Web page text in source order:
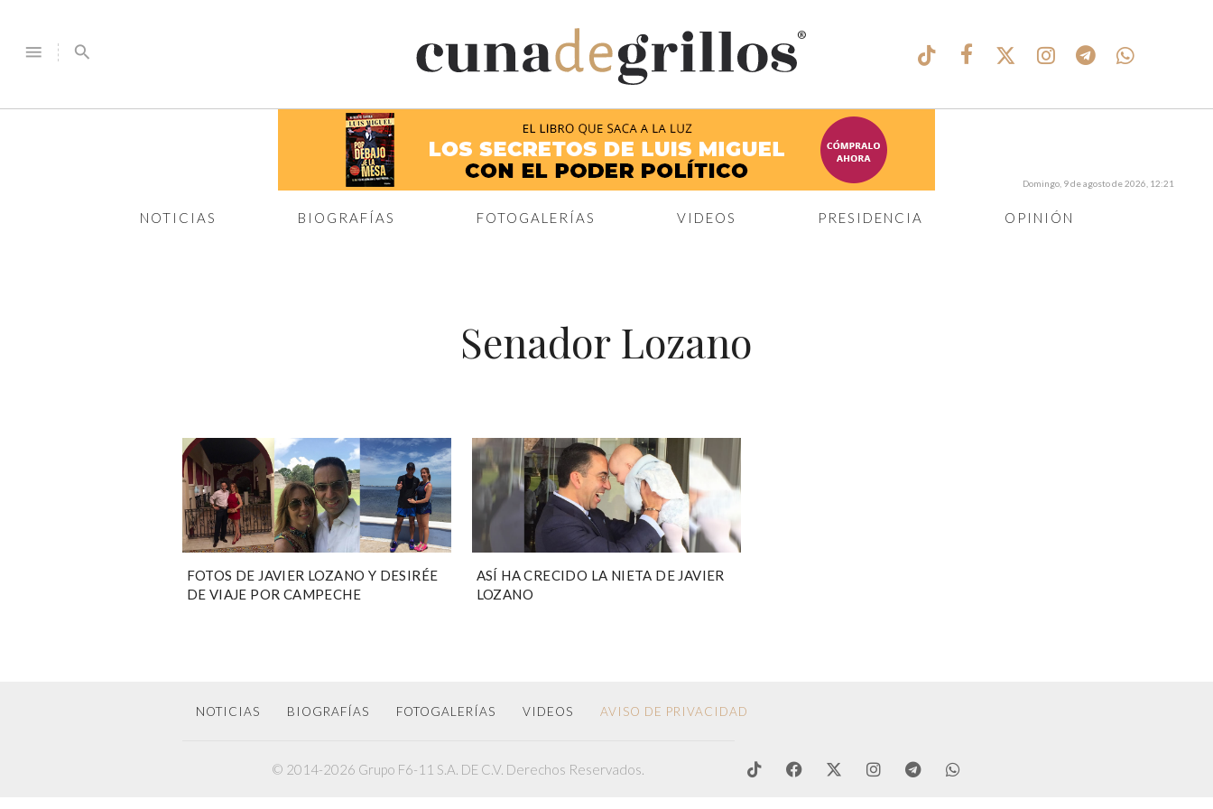
menu search
®
NOTICIAS BIOGRAFÍAS FOTOGALERÍAS VIDEOS PRESIDENCIA OPINIÓN
Domingo, 9 de agosto de 2026, 12:21
Senador Lozano
FOTOS DE JAVIER LOZANO Y DESIRÉE
DE VIAJE POR CAMPECHE
ASÍ HA CRECIDO LA NIETA DE JAVIER
LOZANO
NOTICIAS BIOGRAFÍAS FOTOGALERÍAS VIDEOS AVISO DE PRIVACIDAD
© 2014-2026 Grupo F6-11 S.A. DE C.V. Derechos Reservados.